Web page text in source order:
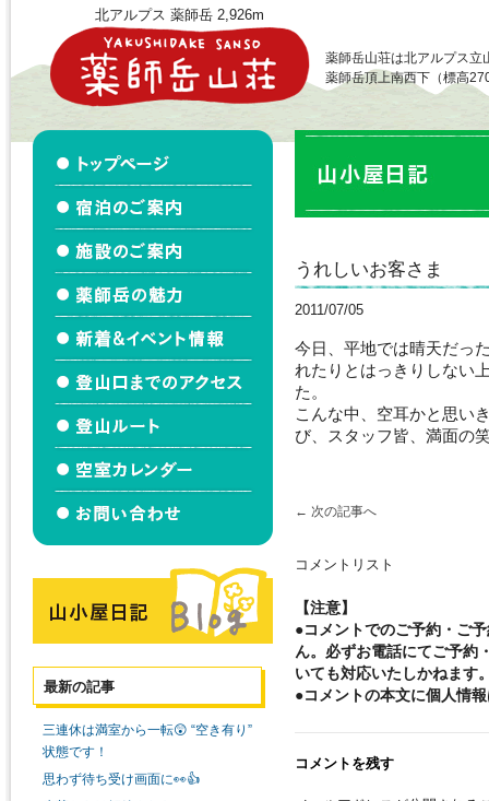
北アルプス 薬師岳 2,926m
薬師岳山荘は北アルプス立
薬師岳頂上南西下（標高
うれしいお客さま
2011/07/05
今日、平地では晴天だっ
れたりとはっきりしない
た。
こんな中、空耳かと思い
び、スタッフ皆、満面の
← 次の記事へ
コメントリスト
【注意】
●コメントでのご予約・ご
ん。必ずお電話にてご予約
いても対応いたしかねます
●コメントの本文に個人情
コメントを残す
最新の記事
三連休は満室から一転😲 “空き有り”
状態です！
思わず待ち受け画面に👀👍